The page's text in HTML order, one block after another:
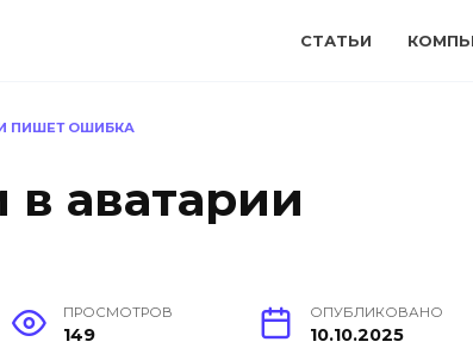
СТАТЬИ
ПИШЕТ ОШИБКА
в аватарии
ПРОСМОТРОВ
149
ОПУБЛИКОВАНО
10.10.2025